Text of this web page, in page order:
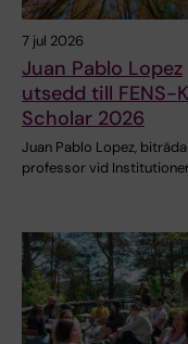
7 jul 2026
Juan Pablo Lopez
utsedd till FENS-
Scholar 2026
Juan Pablo Lopez,
professor vid